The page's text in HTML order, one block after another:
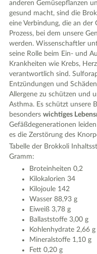
anderen Gemüsepflanzen
gesund macht, sind die
eine Verbindung, die an der
Prozess, bei dem unsere
werden. Wissenschaftler
seine Rolle beim Ein- und
Krankheiten wie Krebs,
verantwortlich sind.
Entzündungen und
Allergene zu schützen und
Asthma. Es schützt unsere
besonderswichtiges
Gefäßdegenerationen
es die Zerstörung des
Tabelle der Brokkoli
Gramm:
Broteinheiten 0,2
Kilokalorien 34
Kilojoule 142
Wasser 88,93 g
Eiweiß 3,78 g
Ballaststoffe 3,00 g
Kohlenhydrate 2,66 g
Mineralstoffe 1,10 g
Fett 0,20 g